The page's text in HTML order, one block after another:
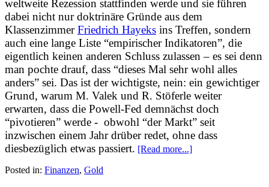
weltweite Rezession stattfinden werde und sie führen
dabei nicht nur doktrinäre Gründe aus dem
KlassenzimmerFriedrich Hayeks ins Treffen, sondern
auch eine lange Liste “empirischer Indikatoren”, die
eigentlich keinen anderen Schluss zulassen – es sei denn
man pochte drauf, dass “dieses Mal sehr wohl alles
anders” sei. Das ist der wichtigste, nein: ein gewichtiger
Grund, warum M. Valek und R. Stöferle weiter
erwarten, dass die Powell-Fed demnächst doch
“pivotieren” werde - obwohl “der Markt” seit
inzwischen einem Jahr drüber redet, ohne dass
diesbezüglich etwas passiert. [Read more...]
Posted in: Finanzen, Gold